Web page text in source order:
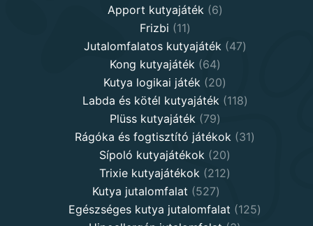
products
Apport kutyajáték 66
Frizbi 1111
products
Jutalomfalatos kutyajáték 4747
Kong kutyajáték 6464
products
Kutya logikai játék 2020
products
Labda és kötél kutyajáték 118118
Plüss kutyajáték 7979
products
Rágóka és fogtisztító játékok 3131
Sípoló kutyajátékok 2020
products
Trixie kutyajátékok 212212
Kutya jutalomfalat 527527
products
Egészséges kutya jutalomfalat 125125